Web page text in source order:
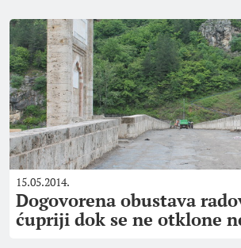
15.05.2014.
Dogovorena obustava
ćupriji dok se ne otklone